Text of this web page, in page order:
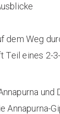
dem Weg
Teil eines 2-
und
Annapurna-